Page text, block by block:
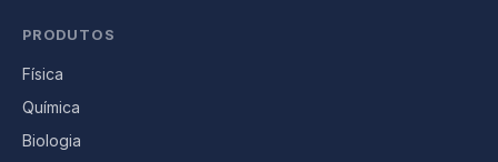
Suporte
PRODUTOS
Física
Química
Biologia